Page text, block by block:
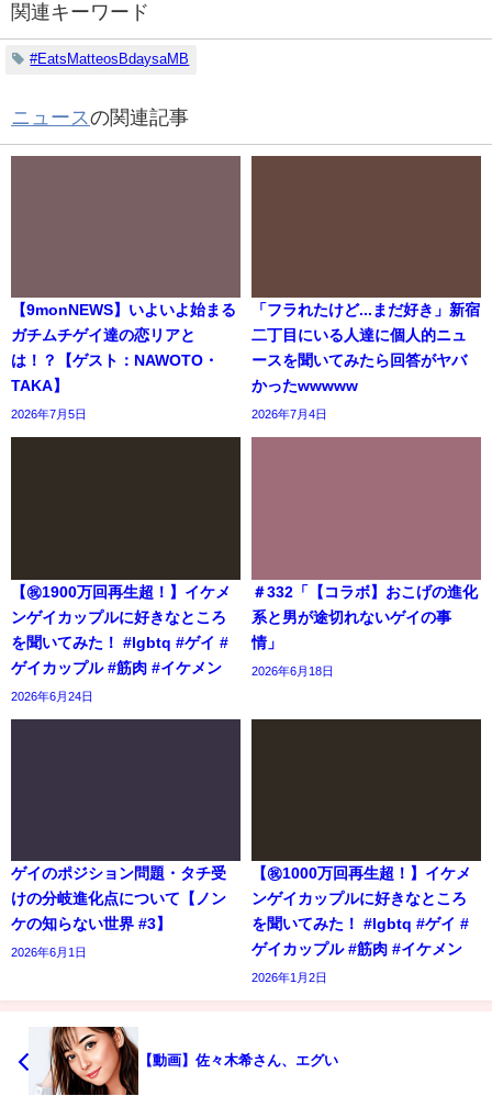
関連キーワード
#EatsMatteosBdaysaMB
ニュースの関連記事
【9monNEWS】いよいよ始まる
ガチムチゲイ達の恋リアと
は！？【ゲスト：NAWOTO・
TAKA】
2026年7月5日
「フラれたけど...まだ好き」新宿
二丁目にいる人達に個人的ニュ
ースを聞いてみたら回答がヤバ
かったwwwww
2026年7月4日
【㊗️1900万回再生超！】イケメ
ンゲイカップルに好きなところ
を聞いてみた！ #lgbtq #ゲイ #
ゲイカップル #筋肉 #イケメン
2026年6月24日
＃332「【コラボ】おこげの進化
系と男が途切れないゲイの事
情」
2026年6月18日
ゲイのポジション問題・タチ受
けの分岐進化点について【ノン
ケの知らない世界 #3】
2026年6月1日
【㊗️1000万回再生超！】イケメ
ンゲイカップルに好きなところ
を聞いてみた！ #lgbtq #ゲイ #
ゲイカップル #筋肉 #イケメン
2026年1月2日
【動画】佐々木希さん、エグい